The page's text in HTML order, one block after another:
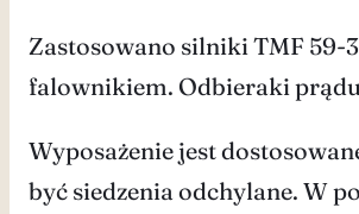
Zastosowano silniki TMF
falownikiem. Odbieraki
Wyposażenie jest
być siedzenia odchylane. W